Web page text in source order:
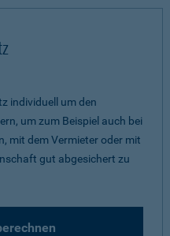
individuell um den
um zum Beispiel auch bei
mit dem Vermieter oder mit
gut abgesichert zu